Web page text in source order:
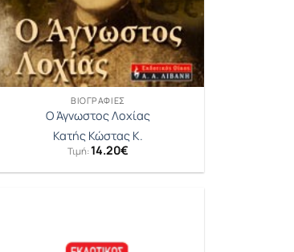
ΒΙΟΓΡΑΦΊΕΣ
Ο Άγνωστος Λοχίας
Κατής Κώστας Κ.
Τιμή:14.20€